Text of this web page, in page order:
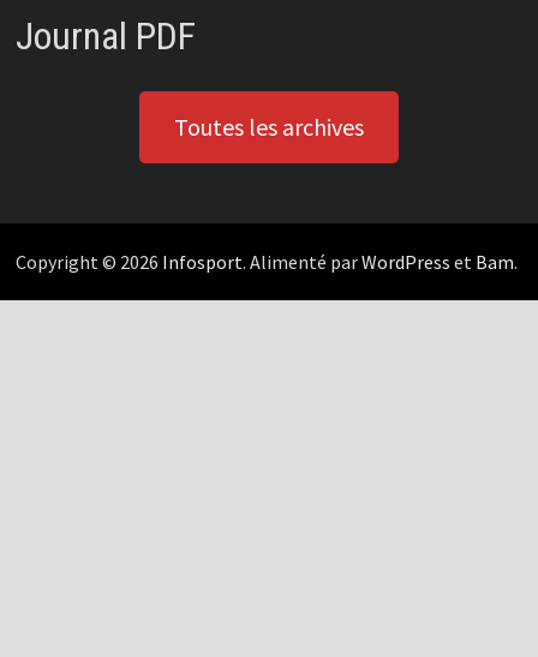
Journal PDF
Toutes les archives
Copyright © 2026 Infosport. Alimenté parWordPress et Bam.